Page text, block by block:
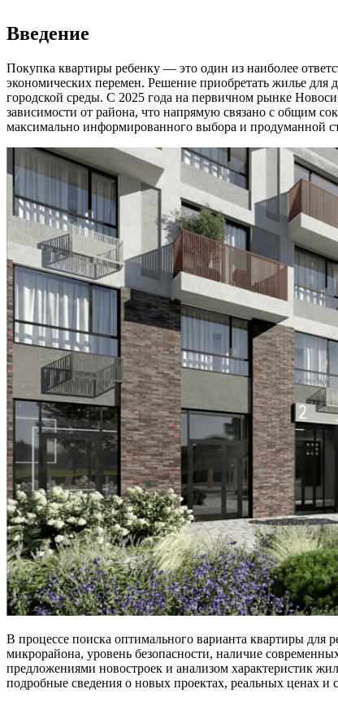
Введение
Покупка квартиры ребенку — это один из наиболее
экономических перемен. Решение приобретать жилье для
городской среды. С 2025 года на первичном рынке
зависимости от района, что напрямую связано с общим
максимально информированного выбора и продуманной
В процессе поиска оптимального варианта квартиры для
микрорайона, уровень безопасности, наличие
предложениями новостроек и анализом характеристик
подробные сведения о новых проектах, реальных ценах и